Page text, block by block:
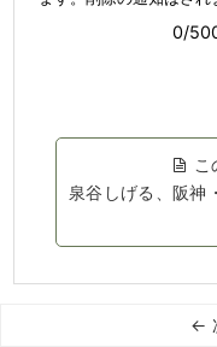
こ
泉谷しげる、阪
←